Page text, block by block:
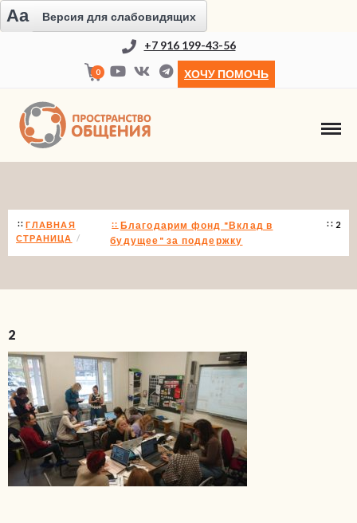
Aa Версия для слабовидящих
+7 916 199-43-56
0 ХОЧУ ПОМОЧЬ
ГЛАВНАЯ
СТРАНИЦА
Благодарим фонд "Вклад в
будущее" за поддержку
2
2